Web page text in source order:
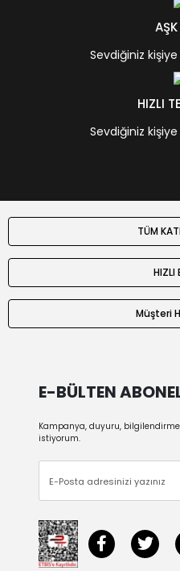
Sevdiğiniz
HIZLI
Sevdiğiniz
TÜM
HIZLI
Müşteri
E-BÜLTEN
Kampanya, duyuru,
istiyorum.